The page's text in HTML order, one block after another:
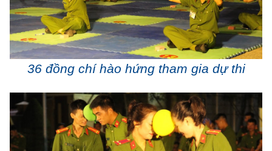
36 đồng chí hào hứng tham gia dự thi